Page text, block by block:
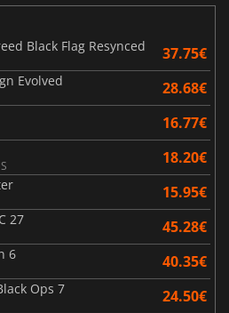
Black Flag Resynced
37.75€
Evolved 28.68€
16.77€
18.20€
15.95€
27 45.28€
6 40.35€
Ops 7 24.50€